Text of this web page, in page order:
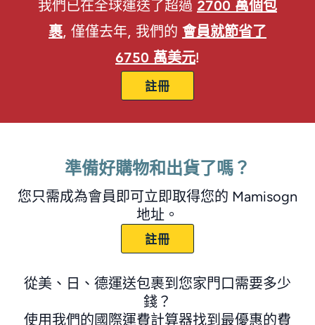
我們已在全球運送了超過 2700 萬個包
裹, 僅僅去年, 我們的 會員就節省了
6750 萬美元!
註冊
準備好購物和出貨了嗎？
您只需成為會員即可立即取得您的 Mamisogn
地址。
註冊
從美、日、德運送包裹到您家門口需要多少
錢？
使用我們的國際運費計算器找到最優惠的費